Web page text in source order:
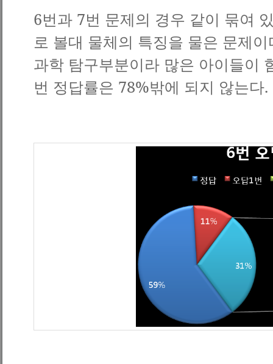
6번과 7번 문제의 경우 같이 묶여
로 볼대 물체의 특징을 물은 문제이
과학 탐구부분이라 많은 아이들이
번 정답률은 78%밖에 되지 않는다.